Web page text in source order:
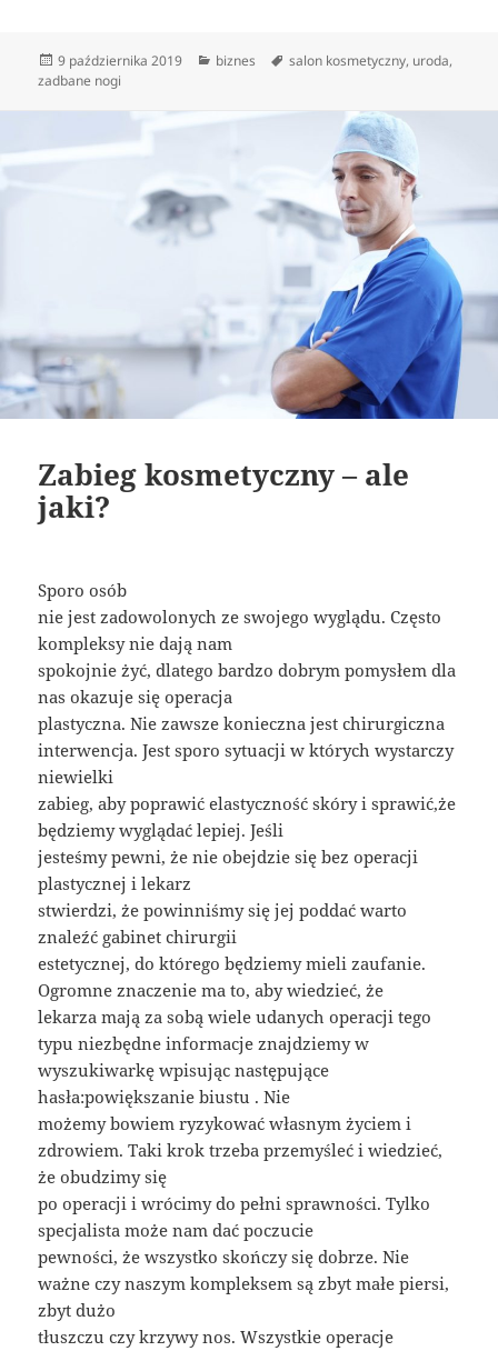
Data
publikacji
9 października 2019 Kategorie
biznes Tagi
salon kosmetyczny, uroda,
zadbane nogi
Zabieg kosmetyczny – ale
jaki?
Sporo osób
nie jest zadowolonych ze swojego wyglądu. Często
kompleksy nie dają nam
spokojnie żyć, dlatego bardzo dobrym pomysłem dla
nas okazuje się operacja
plastyczna. Nie zawsze konieczna jest chirurgiczna
interwencja. Jest sporo sytuacji w których wystarczy
niewielki
zabieg, aby poprawić elastyczność skóry i sprawić,że
będziemy wyglądać lepiej. Jeśli
jesteśmy pewni, że nie obejdzie się bez operacji
plastycznej i lekarz
stwierdzi, że powinniśmy się jej poddać warto
znaleźć gabinet chirurgii
estetycznej, do którego będziemy mieli zaufanie.
Ogromne znaczenie ma to, aby wiedzieć, że
lekarza mają za sobą wiele udanych operacji tego
typu niezbędne informacje znajdziemy w
wyszukiwarkę wpisując następujące
hasła:powiększanie biustu . Nie
możemy bowiem ryzykować własnym życiem i
zdrowiem. Taki krok trzeba przemyśleć i wiedzieć,
że obudzimy się
po operacji i wrócimy do pełni sprawności. Tylko
specjalista może nam dać poczucie
pewności, że wszystko skończy się dobrze. Nie
ważne czy naszym kompleksem są zbyt małe piersi,
zbyt dużo
tłuszczu czy krzywy nos. Wszystkie operacje